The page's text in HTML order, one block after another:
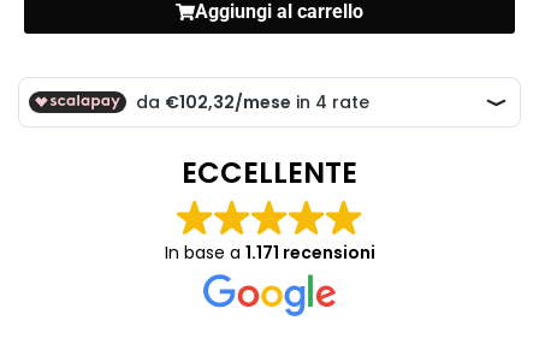
Aggiungi al carrello
ECCELLENTE
In base a 1.171 recensioni